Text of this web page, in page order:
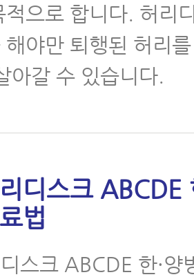
적으로 합니다. 허리
해야만 퇴행된 허리
아갈 수 있습니다.
디스크 ABCDE
법
스크 ABCDE 한·양